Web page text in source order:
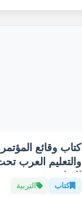
والتعليم العرب
للتعليم"
كتاب التربية